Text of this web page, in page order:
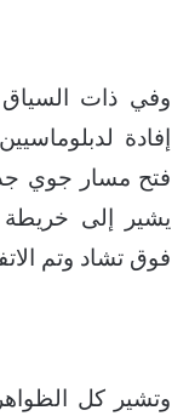
وفي ذات السياق
إفادة
فتح مسار جوي
يشير إلى خريطة
فوق تشاد وتم
وتشير كل